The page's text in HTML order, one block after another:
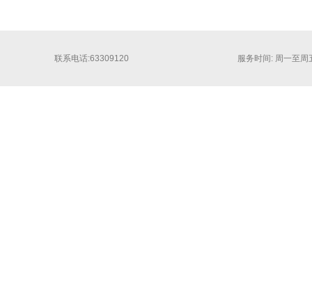
联系电话:63309120 服务时间: 周一至